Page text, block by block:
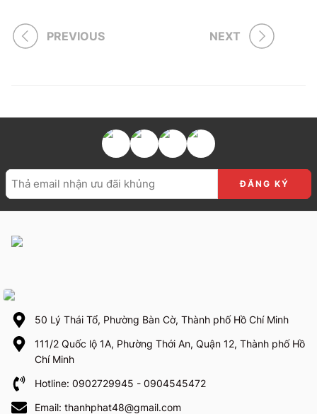
PREVIOUS NEXT
50 Lý Thái Tổ, Phường Bàn Cờ, Thành phố Hồ Chí Minh
111/2 Quốc lộ 1A, Phường Thới An, Quận 12, Thành phố Hồ
Chí Minh
Hotline: 0902729945 - 0904545472
Email: thanhphat48@gmail.com